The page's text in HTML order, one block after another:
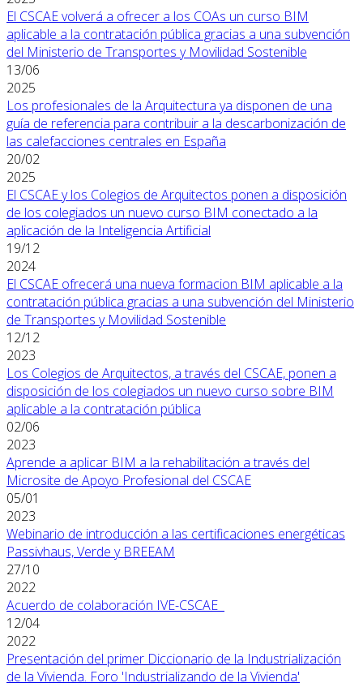
El CSCAE volverá a ofrecer a los COAs un curso BIM
aplicable a la contratación pública gracias a una subvención
del Ministerio de Transportes y Movilidad Sostenible
13/06
2025
Los profesionales de la Arquitectura ya disponen de una
guía de referencia para contribuir a la descarbonización de
las calefacciones centrales en España
20/02
2025
El CSCAE y los Colegios de Arquitectos ponen a disposición
de los colegiados un nuevo curso BIM conectado a la
aplicación de la Inteligencia Artificial
19/12
2024
El CSCAE ofrecerá una nueva formacion BIM aplicable a la
contratación pública gracias a una subvención del Ministerio
de Transportes y Movilidad Sostenible
12/12
2023
Los Colegios de Arquitectos, a través del CSCAE, ponen a
disposición de los colegiados un nuevo curso sobre BIM
aplicable a la contratación pública
02/06
2023
Aprende a aplicar BIM a la rehabilitación a través del
Microsite de Apoyo Profesional del CSCAE
05/01
2023
Webinario de introducción a las certificaciones energéticas
Passivhaus, Verde y BREEAM
27/10
2022
Acuerdo de colaboración IVE-CSCAE
12/04
2022
Presentación del primer Diccionario de la Industrialización
de la Vivienda. Foro 'Industrializando de la Vivienda'